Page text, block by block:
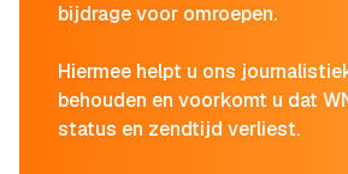
bijdrage voor omroepen.
Hiermee helpt u ons
behouden en voorkomt u dat
status en zendtijd verliest.